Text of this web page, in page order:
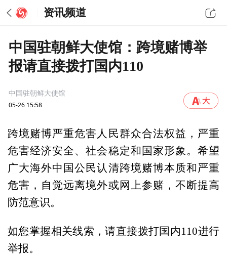
资讯频道
中国驻朝鲜大使馆：跨境赌博举
报请直接拨打国内110
中国驻朝鲜大使馆
05-26 15:58
跨境赌博严重危害人民群众合法权益，严重
危害经济安全、社会稳定和国家形象。希望
广大海外中国公民认清跨境赌博本质和严重
危害，自觉远离境外或网上参赌，不断提高
防范意识。
如您掌握相关线索，请直接拨打国内110进行
举报。